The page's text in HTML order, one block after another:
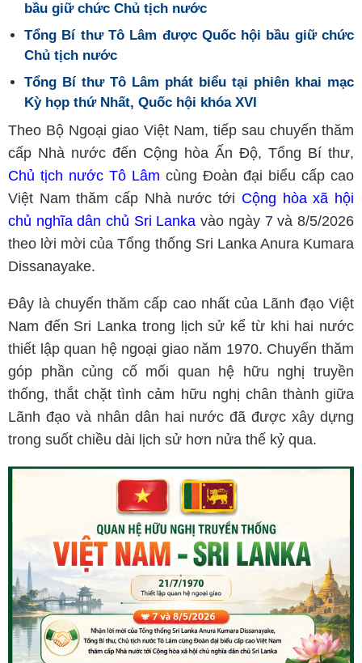
bầu giữ chức Chủ tịch nước
Tổng Bí thư Tô Lâm được Quốc hội bầu giữ chức
Chủ tịch nước
Tổng Bí thư Tô Lâm phát biểu tại phiên khai mạc
Kỳ họp thứ Nhất, Quốc hội khóa XVI
Theo Bộ Ngoại giao Việt Nam, tiếp sau chuyến thăm
cấp Nhà nước đến Cộng hòa Ấn Độ, Tổng Bí thư,
Chủ tịch nước Tô Lâm cùng Đoàn đại biểu cấp cao
Việt Nam thăm cấp Nhà nước tới Cộng hòa xã hội
chủ nghĩa dân chủ Sri Lanka vào ngày 7 và 8/5/2026
theo lời mời của Tổng thống Sri Lanka Anura Kumara
Dissanayake.
Đây là chuyến thăm cấp cao nhất của Lãnh đạo Việt
Nam đến Sri Lanka trong lịch sử kể từ khi hai nước
thiết lập quan hệ ngoại giao năm 1970. Chuyến thăm
góp phần củng cố mối quan hệ hữu nghị truyền
thống, thắt chặt tình cảm hữu nghị chân thành giữa
Lãnh đạo và nhân dân hai nước đã được xây dựng
trong suốt chiều dài lịch sử hơn nửa thế kỷ qua.